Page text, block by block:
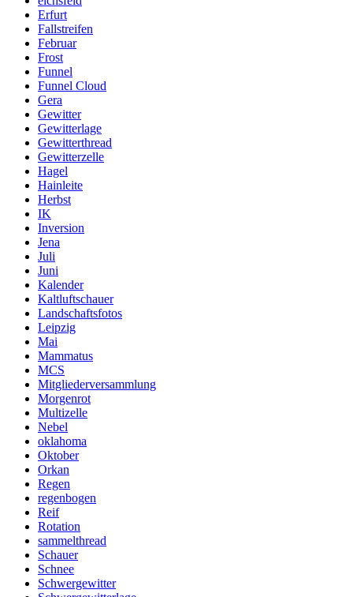
Erfurt
Fallstreifen
Februar
Frost
Funnel
Funnel Cloud
Gera
Gewitter
Gewitterlage
Gewitterthread
Gewitterzelle
Hagel
Hainleite
Herbst
IK
Inversion
Jena
Juli
Juni
Kalender
Kaltluftschauer
Landschaftsfotos
Leipzig
Mai
Mammatus
MCS
Mitgliederversammlung
Morgenrot
Multizelle
Nebel
oklahoma
Oktober
Orkan
Regen
regenbogen
Reif
Rotation
sammelthread
Schauer
Schnee
Schwergewitter